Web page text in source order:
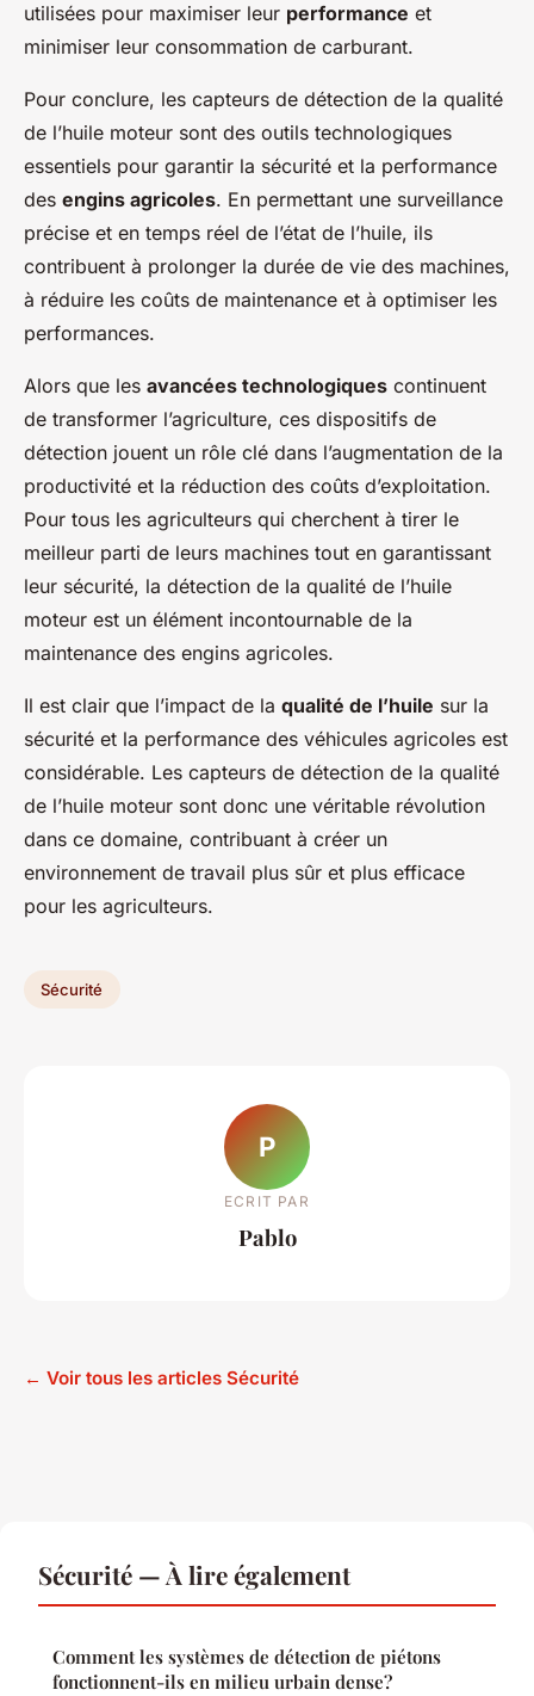
utilisées pour maximiser leur performance et
minimiser leur consommation de carburant.
Pour conclure, les capteurs de détection de la qualité
de l’huile moteur sont des outils technologiques
essentiels pour garantir la sécurité et la performance
des engins agricoles. En permettant une surveillance
précise et en temps réel de l’état de l’huile, ils
contribuent à prolonger la durée de vie des machines,
à réduire les coûts de maintenance et à optimiser les
performances.
Alors que les avancées technologiques continuent
de transformer l’agriculture, ces dispositifs de
détection jouent un rôle clé dans l’augmentation de la
productivité et la réduction des coûts d’exploitation.
Pour tous les agriculteurs qui cherchent à tirer le
meilleur parti de leurs machines tout en garantissant
leur sécurité, la détection de la qualité de l’huile
moteur est un élément incontournable de la
maintenance des engins agricoles.
Il est clair que l’impact de la qualité de l’huile sur la
sécurité et la performance des véhicules agricoles est
considérable. Les capteurs de détection de la qualité
de l’huile moteur sont donc une véritable révolution
dans ce domaine, contribuant à créer un
environnement de travail plus sûr et plus efficace
pour les agriculteurs.
Sécurité
P
ECRIT PAR
Pablo
← Voir tous les articles Sécurité
Sécurité — À lire également
Comment les systèmes de détection de piétons
fonctionnent-ils en milieu urbain dense?